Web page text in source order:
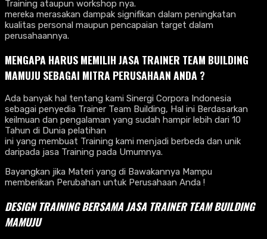
Training ataupun workshop nya.
mereka merasakan dampak signifikan dalam peningkatan
kualitas personal maupun pencapaian target dalam
perusahaannya.
MENGAPA HARUS MEMILIH JASA TRAINER TEAM BUILDING
MAMUJU SEBAGAI MITRA PERUSAHAAN ANDA ?
Ada banyak hal tentang kami Sinergi Corpora Indonesia
sebagai penyedia Trainer Team Building, Hal ini Berdasarkan
keilmuan dan pengalaman yang sudah hampir lebih dari 10
Tahun di Dunia pelatihan
ini yang membuat Training kami menjadi berbeda dan unik
daripada jasa Training pada Umumnya.
Bayangkan jika Materi yang di Bawakannya Mampu
memberikan Perubahan untuk Perusahaan Anda !
DESIGN TRAINING BERSAMAJASA TRAINER TEAM BUILDING
MAMUJU